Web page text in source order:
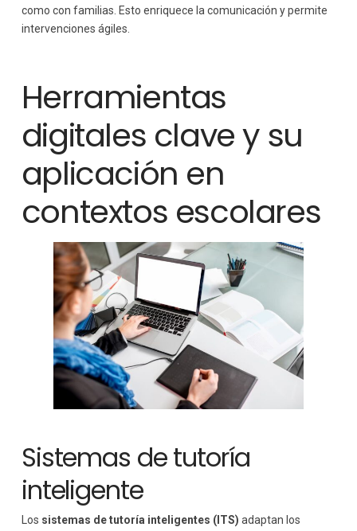
como con familias. Esto enriquece la comunicación y permite
intervenciones ágiles.
Herramientas
digitales clave y su
aplicación en
contextos escolares
Sistemas de tutoría
inteligente
Los sistemas de tutoría inteligentes (ITS) adaptan los